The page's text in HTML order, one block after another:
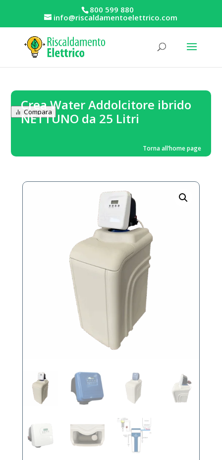
800 599 880
info@riscaldamentoelettrico.com
Crea Water Addolcitore ibrido
NETTUNO da 25 Litri
Compara
Torna all’home page